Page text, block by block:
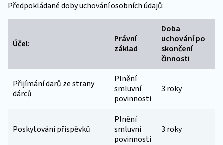
Předpokládané doby uchování osobních údajů:
Účel:
Právní
základ
Doba
uchování po
skončení
činnosti
Přijímání darů ze strany
dárců
Plnění
smluvní
povinnosti
3 roky
Poskytování příspěvků
Plnění
smluvní
povinnosti
3 roky